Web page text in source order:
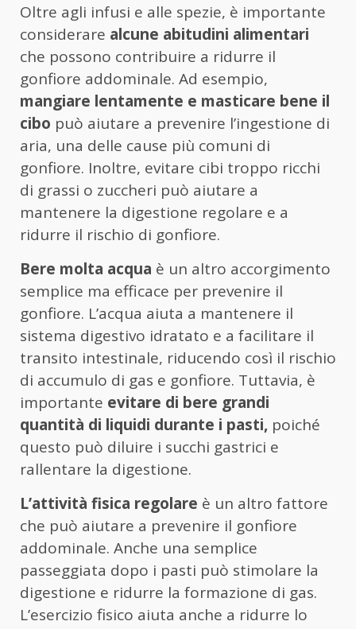
Oltre agli infusi e alle spezie, è importante
considerare alcune abitudini alimentari
che possono contribuire a ridurre il
gonfiore addominale. Ad esempio,
mangiare lentamente e masticare bene il
cibo può aiutare a prevenire l’ingestione di
aria, una delle cause più comuni di
gonfiore. Inoltre, evitare cibi troppo ricchi
di grassi o zuccheri può aiutare a
mantenere la digestione regolare e a
ridurre il rischio di gonfiore.
Bere molta acqua è un altro accorgimento
semplice ma efficace per prevenire il
gonfiore. L’acqua aiuta a mantenere il
sistema digestivo idratato e a facilitare il
transito intestinale, riducendo così il rischio
di accumulo di gas e gonfiore. Tuttavia, è
importante evitare di bere grandi
quantità di liquidi durante i pasti, poiché
questo può diluire i succhi gastrici e
rallentare la digestione.
L’attività fisica regolare è un altro fattore
che può aiutare a prevenire il gonfiore
addominale. Anche una semplice
passeggiata dopo i pasti può stimolare la
digestione e ridurre la formazione di gas.
L’esercizio fisico aiuta anche a ridurre lo